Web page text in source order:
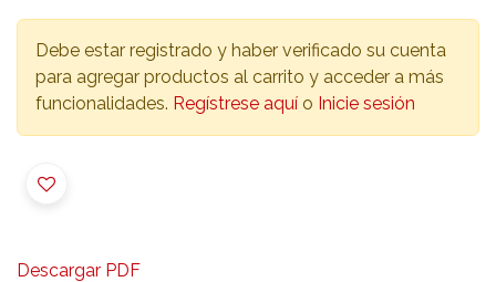
Debe estar registrado y haber verificado su cuenta
para agregar productos al carrito y acceder a más
funcionalidades. Regístrese aquí o Inicie sesión
Descargar PDF